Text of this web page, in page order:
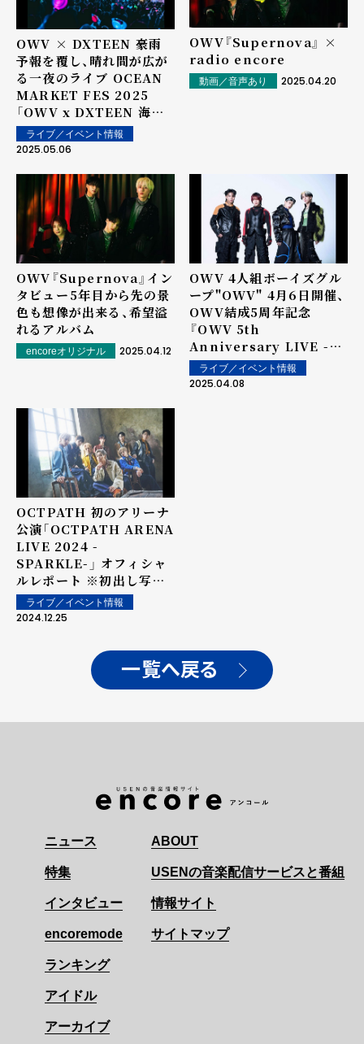
OWV × DXTEEN 豪雨
予報を覆し、晴れ間が広が
る一夜のライブ OCEAN
MARKET FES 2025
「OWV x DXTEEN 海沿
いの野外ツーマンライブ」
オフィシャルライブレポー
ライブ／イベント情報
2025.05.06
OWV『Supernova』 ×
radio encore
動画／音声あり 2025.04.20
OWV『Supernova』イン
タビュー――5年目から先の景
色も想像が出来る、希望溢
れるアルバム
encoreオリジナル 2025.04.12
OWV 4人組ボーイズグル
ープ"OWV" 4月6日開催、
OWV結成5周年記念
『OWV 5th
Anniversary LIVE -
SUPERNOVA-』 オフィ
シャルライブレポート！
ライブ／イベント情報
2025.04.08
OCTPATH 初のアリーナ
公演「OCTPATH ARENA
LIVE 2024 -
SPARKLE-」 オフィシャ
ルレポート ※初出し写真
21点あり※
ライブ／イベント情報
2024.12.25
一覧へ戻る
ニュース
特集
インタビュー
encoremode
ランキング
アイドル
アーカイブ
ABOUT
USENの音楽配信サービスと番組
情報サイト
サイトマップ